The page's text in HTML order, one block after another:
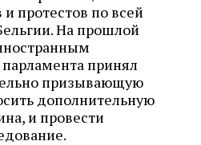
и протестов по всей
На прошлой
принял
призывающую
дополнительную
и провести